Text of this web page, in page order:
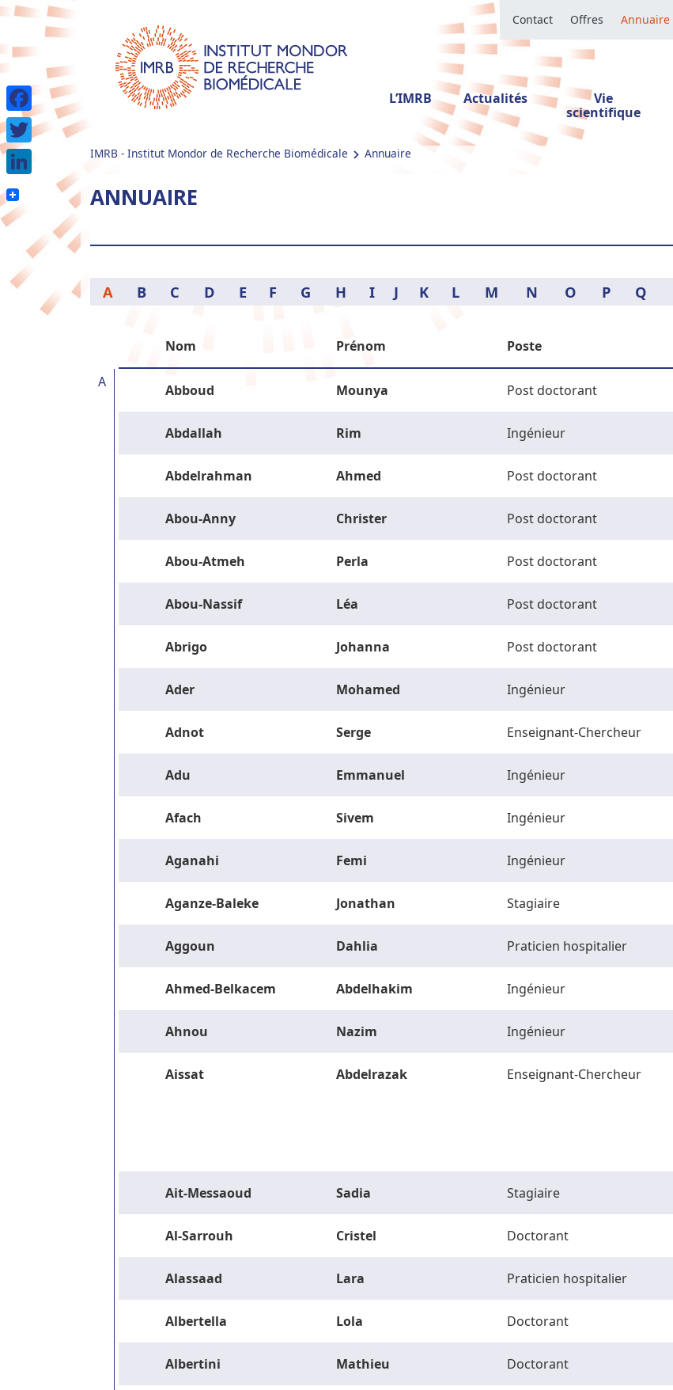
Contact Offres Annuaire
L’IMRB Actualités
Vie
scientifique
IMRB - Institut Mondor de Recherche Biomédicale Annuaire
ANNUAIRE
A B C D E F G H I J K L M N O P Q
Nom Prénom Poste
A Abboud Mounya Post doctorant
Abdallah Rim Ingénieur
Abdelrahman Ahmed Post doctorant
Abou-Anny Christer Post doctorant
Abou-Atmeh Perla Post doctorant
Abou-Nassif Léa Post doctorant
Abrigo Johanna Post doctorant
Ader Mohamed Ingénieur
Adnot Serge Enseignant-Chercheur
Adu Emmanuel Ingénieur
Afach Sivem Ingénieur
Aganahi Femi Ingénieur
Aganze-Baleke Jonathan Stagiaire
Aggoun Dahlia Praticien hospitalier
Ahmed-Belkacem Abdelhakim Ingénieur
Ahnou Nazim Ingénieur
Aissat Abdelrazak Enseignant-Chercheur
Ait-Messaoud Sadia Stagiaire
Al-Sarrouh Cristel Doctorant
Alassaad Lara Praticien hospitalier
Albertella Lola Doctorant
Albertini Mathieu Doctorant
Facebook
Twitter
LinkedIn